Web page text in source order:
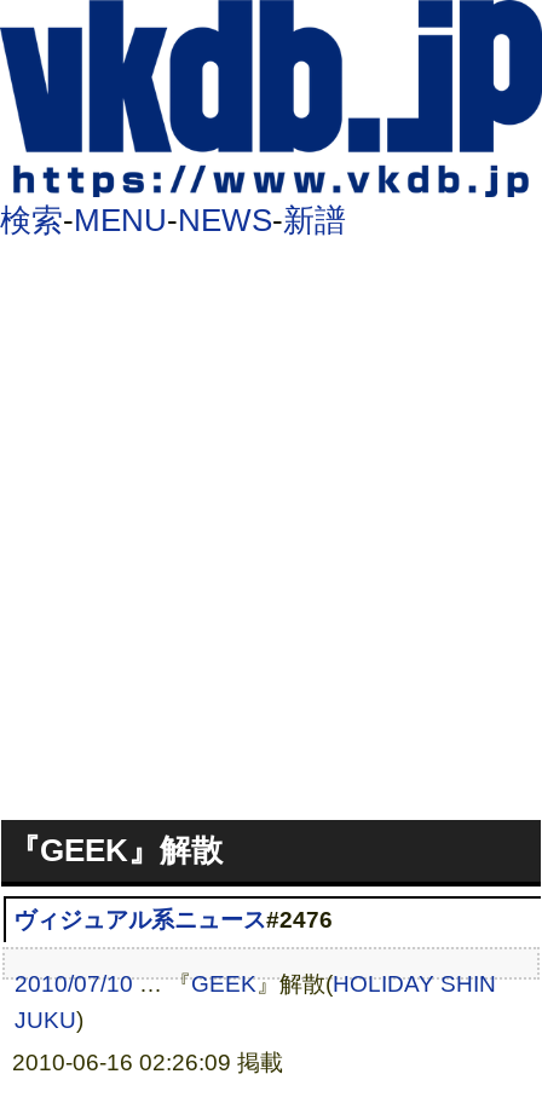
検索-MENU-NEWS-新譜
『GEEK』解散
ヴィジュアル系ニュース#2476
2010/07/10… 『GEEK』解散(HOLIDAY SHIN
JUKU)
2010-06-16 02:26:09 掲載